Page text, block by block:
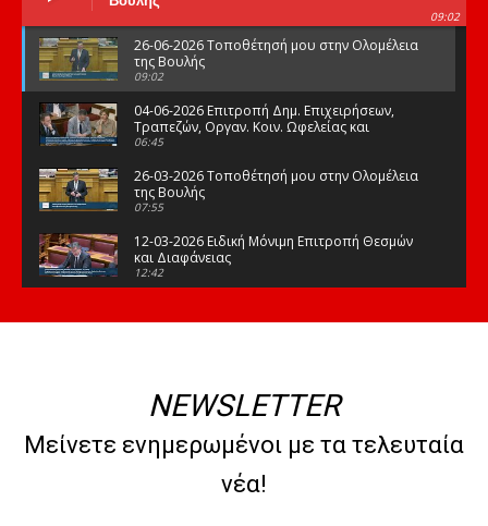
09:02
26-06-2026 Τοποθέτησή μου στην Ολομέλεια
της Βουλής
09:02
04-06-2026 Επιτροπή Δημ. Επιχειρήσεων,
Τραπεζών, Οργαν. Κοιν. Ωφελείας και
Φορέων Κοινων. Ασφάλισης
06:45
26-03-2026 Τοποθέτησή μου στην Ολομέλεια
της Βουλής
07:55
12-03-2026 Ειδική Μόνιμη Επιτροπή Θεσμών
και Διαφάνειας
12:42
της Βουλής
08:47
10-02-2026 Διαρκής Επιτροπή Μορφωτικών
Υποθέσεων
NEWSLETTER
Μείνετε ενημερωμένοι με τα τελευταία
νέα!